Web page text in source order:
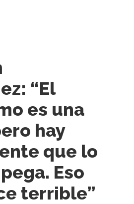
“El
es una
hay
que lo
Eso
terrible”